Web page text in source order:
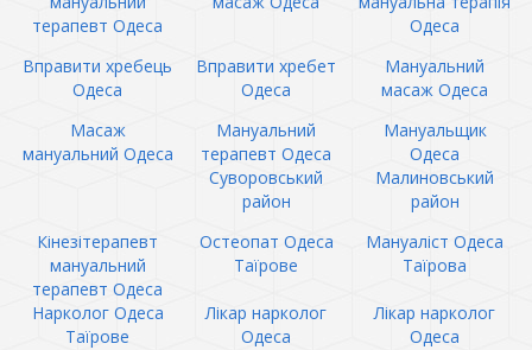
терапевт Одеса
Одеса
Вправити хребець
Одеса
Вправити хребет
Одеса
Мануальний
масаж Одеса
Масаж
мануальний Одеса
Мануальний
терапевт Одеса
Суворовський
район
Мануальщик
Одеса
Малиновський
район
Кінезітерапевт
мануальний
терапевт Одеса
Остеопат Одеса
Таїрове
Мануаліст Одеса
Таїрова
Нарколог Одеса
Таїрове
Лікар нарколог
Одеса
Лікар нарколог
Одеса